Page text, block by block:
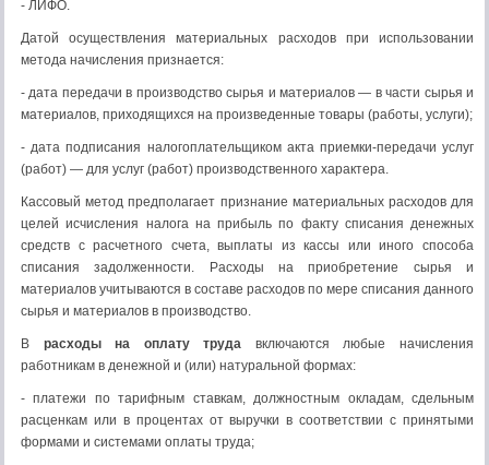
- ЛИФО.
Датой осуществления материальных расходов при исполь­зовании
метода начисления признается:
- дата передачи в производство сырья и материалов — в части сырья и
материалов, приходящихся на произведенные товары (работы, услуги);
- дата подписания налогоплательщиком акта приемки-пе­редачи услуг
(работ) — для услуг (работ) производственного характера.
Кассовый метод предполагает признание материальных расходов для
целей исчисления налога на прибыль по факту списания денежных
средств с расчетного счета, выплаты из кассы или иного способа
списания задолженности. Расходы на приобретение сырья и
материалов учитываются в составе расходов по мере списания данного
сырья и материалов в производство.
В расходы на оплату труда включаются любые начисле­ния
работникам в денежной и (или) натуральной формах:
- платежи по тарифным ставкам, должностным окладам, сдельным
расценкам или в процентах от выручки в соответ­ствии с принятыми
формами и системами оплаты труда;